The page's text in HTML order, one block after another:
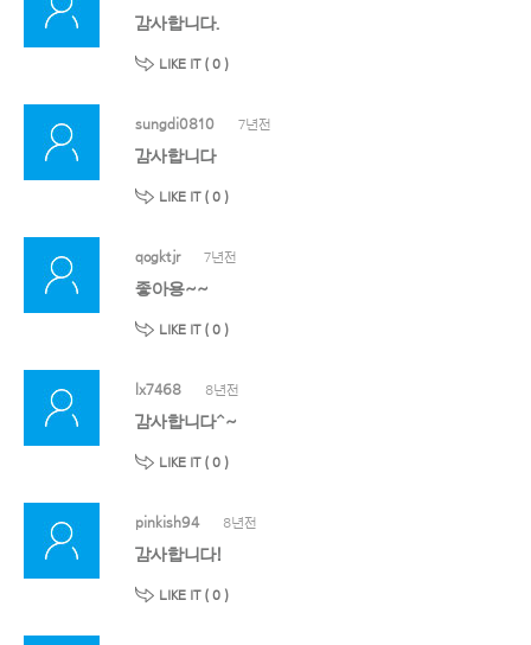
감사합니다.
LIKE IT ( 0 )
sungdi0810 7년전
감사합니다
LIKE IT ( 0 )
qogktjr 7년전
좋아용~~
LIKE IT ( 0 )
lx7468 8년전
감사합니다^~
LIKE IT ( 0 )
pinkish94 8년전
감사합니다!
LIKE IT ( 0 )